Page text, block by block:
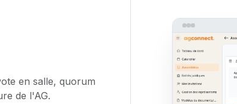
en salle, quorum
de l'AG.